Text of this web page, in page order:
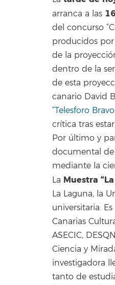
arranca a las
del concurso
producidos por
de la
dentro de la
de esta
canario David
“Telesforo
crítica tras
Por último y
documental
mediante la
La Muestra
La Laguna, la
universitaria.
Canarias
ASECIC,
Ciencia y
investigadora
tanto de